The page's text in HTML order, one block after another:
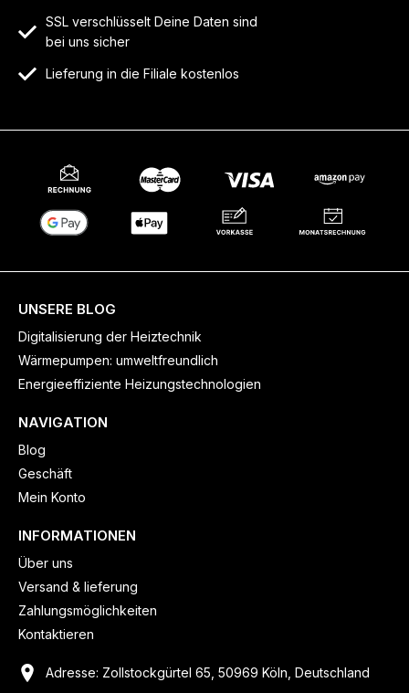
SSL verschlüsselt Deine Daten sind
bei uns sicher
Lieferung in die Filiale kostenlos
UNSERE BLOG
Digitalisierung der Heiztechnik
Wärmepumpen: umweltfreundlich
Energieeffiziente Heizungstechnologien
NAVIGATION
Blog
Geschäft
Mein Konto
INFORMATIONEN
Über uns
Versand & lieferung
Zahlungsmöglichkeiten
Kontaktieren
Adresse: Zollstockgürtel 65, 50969 Köln, Deutschland